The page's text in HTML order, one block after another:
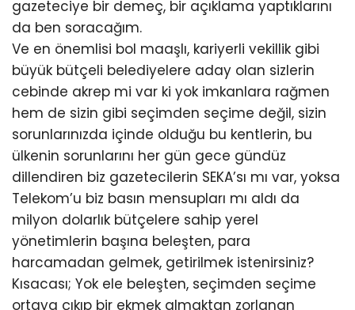
gazeteciye bir demeç, bir açıklama yaptıklarını
da ben soracağım.
Ve en önemlisi bol maaşlı, kariyerli vekillik gibi
büyük bütçeli belediyelere aday olan sizlerin
cebinde akrep mi var ki yok imkanlara rağmen
hem de sizin gibi seçimden seçime değil, sizin
sorunlarınızda içinde olduğu bu kentlerin, bu
ülkenin sorunlarını her gün gece gündüz
dillendiren biz gazetecilerin SEKA’sı mı var, yoksa
Telekom’u biz basın mensupları mı aldı da
milyon dolarlık bütçelere sahip yerel
yönetimlerin başına beleşten, para
harcamadan gelmek, getirilmek istenirsiniz?
Kısacası; Yok ele beleşten, seçimden seçime
ortaya çıkıp bir ekmek almaktan zorlanan